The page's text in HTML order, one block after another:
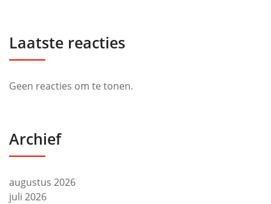
Laatste reacties
Geen reacties om te tonen.
Archief
augustus 2026
juli 2026